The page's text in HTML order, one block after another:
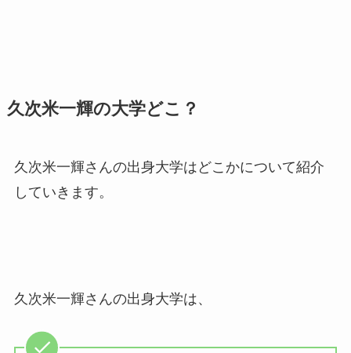
久次米一輝の大学どこ？
久次米一輝さんの出身大学はどこかについて紹介
していきます。
久次米一輝さんの出身大学は、